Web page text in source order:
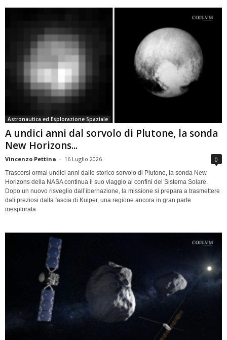
Astronautica ed Esplorazione Spaziale
A undici anni dal sorvolo di Plutone, la sonda
New Horizons...
Vincenzo Pettina - 16 Luglio 2026 0
Trascorsi ormai undici anni dallo storico sorvolo di Plutone, la sonda New
Horizons della NASA continua il suo viaggio ai confini del Sistema Solare.
Dopo un nuovo risveglio dall’ibernazione, la missione si prepara a trasmettere
dati preziosi dalla fascia di Kuiper, una regione ancora in gran parte
inesplorata